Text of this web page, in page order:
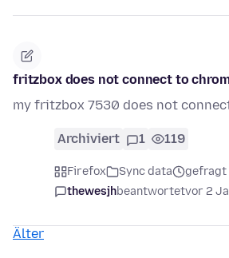
fritzbox does not connect to
my fritzbox 7530 does not
Archiviert 1 119
Firefox Sync data
gefragt
thewesjhbeantwortetvor 2
Älter